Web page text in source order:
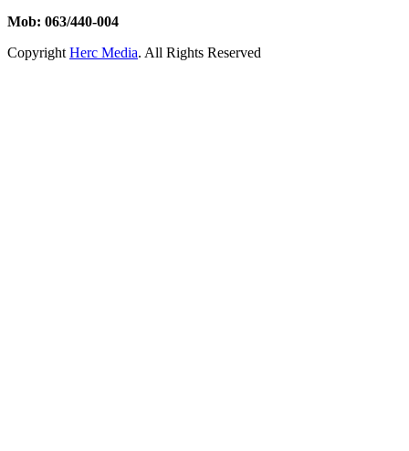
Mob: 063/440-004
Copyright Herc Media. All Rights Reserved